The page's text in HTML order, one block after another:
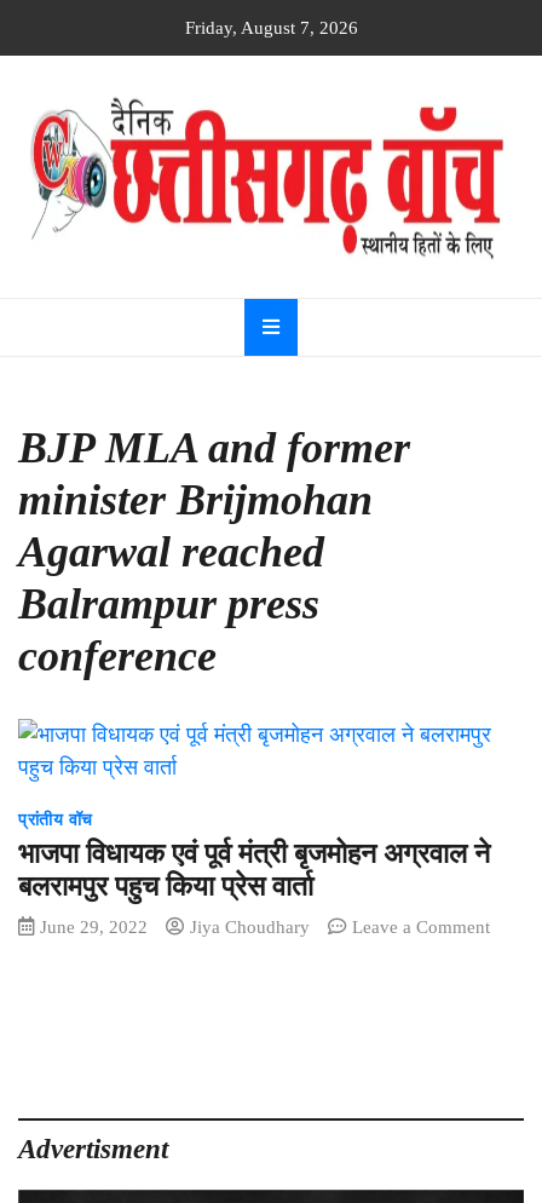
Friday, August 7, 2026
Dainik
Chhattisgarh
watch
BJP MLA and former
minister Brijmohan
Agarwal reached
Balrampur press
conference
प्रांतीय वॉच
भाजपा विधायक एवं पूर्व मंत्री बृजमोहन अग्रवाल ने
बलरामपुर पहुच किया प्रेस वार्ता
June 29, 2022 Jiya Choudhary Leave a Commenton
पहुच
Advertisment